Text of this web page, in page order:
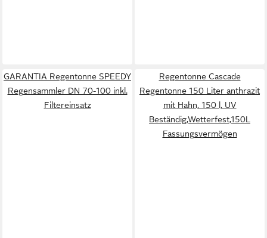
GARANTIA Regentonne SPEEDY
Regensammler DN 70-100 inkl.
Filtereinsatz
Regentonne Cascade
Regentonne 150 Liter anthrazit
mit Hahn, 150 l, UV
Beständig,Wetterfest,150L
Fassungsvermögen